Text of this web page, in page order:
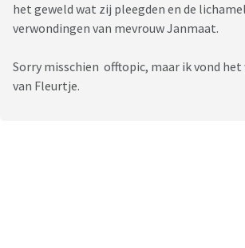
het geweld wat zij pleegden en de
verwondingen van mevrouw Janmaat.
Sorry misschien offtopic, maar ik vond
van Fleurtje.